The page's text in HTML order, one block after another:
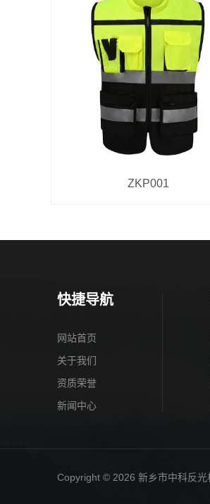
ZKP001
快捷导航
网站首页
关于我们
资质荣誉
新闻中心
Copyright © 2026 新乡市中科反光